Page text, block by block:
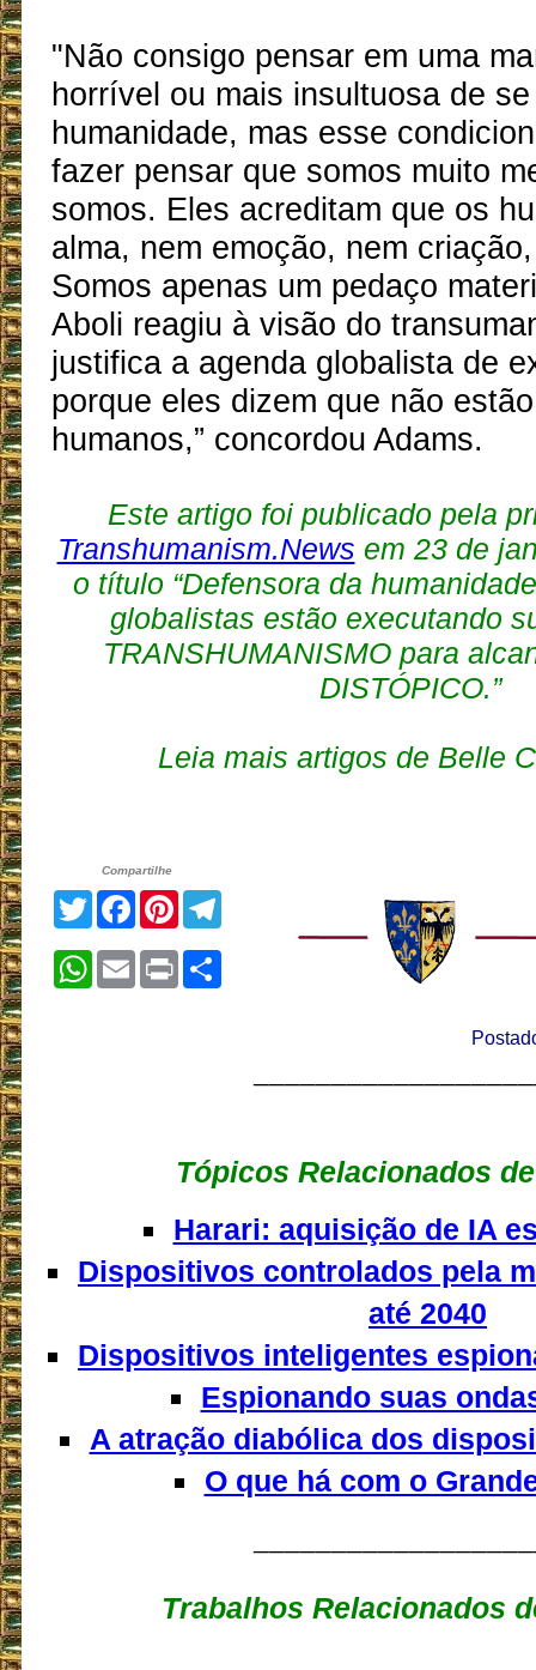
"Não consigo pensar em uma
horrível ou mais insultuosa de
humanidade, mas esse
fazer pensar que somos muito
somos. Eles acreditam que os
alma, nem emoção, nem
Somos apenas um pedaço
Aboli reagiu à visão do
justifica a agenda globalista de
porque eles dizem que não
humanos,” concordou Adams.
Este artigo foi publicado pela
Transhumanism.News em 23 de
o título “Defensora da
globalistas estão executando
TRANSHUMANISMO para
DISTÓPICO.”
Leia mais artigos de Belle
Compartilhe
TwitterFacebook
PinterestTelegram
WhatsApp
EmailPrintShare
Tópicos Relacionados
Harari: aquisição de IA
Dispositivos controlados pela
até 2040
Dispositivos inteligentes
Espionando suas
A atração diabólica dos
O que há com o
Trabalhos Relacionados